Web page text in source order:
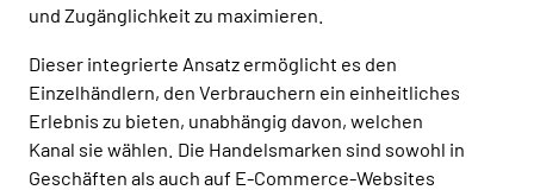
und Zugänglichkeit zu maximieren.
Dieser integrierte Ansatz ermöglicht es den
Einzelhändlern, den Verbrauchern ein einheitliches
Erlebnis zu bieten, unabhängig davon, welchen
Kanal sie wählen. Die Handelsmarken sind sowohl in
Geschäften als auch auf E-Commerce-Websites